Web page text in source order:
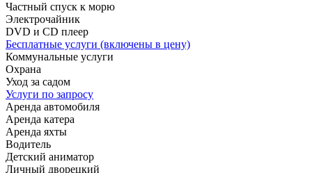
Частный спуск к морю
Электрочайник
DVD и CD плеер
Бесплатные услуги (включены в цену)
Коммунальные услуги
Охрана
Уход за садом
Услуги по запросу
Аренда автомобиля
Аренда катера
Аренда яхты
Водитель
Детский аниматор
Личный дворецкий